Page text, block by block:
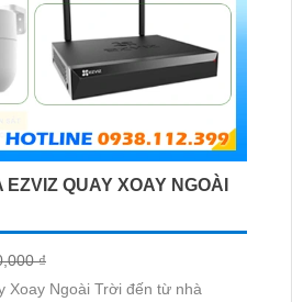
QUAY XOAY NGOÀI
₫
Xoay Ngoài Trời đến từ nhà